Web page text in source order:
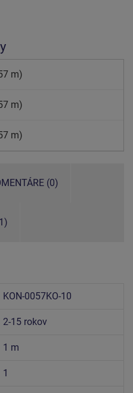
m)
m)
m)
(0)
KON-0057KO-10
2-15 rokov
1 m
1